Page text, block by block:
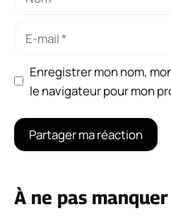
Enregistrer mon nom,
le navigateur pour mon
À ne pas manquer